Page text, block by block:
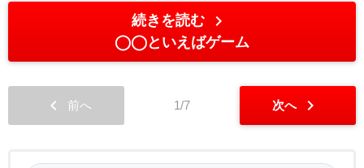
続きを読む chevron_right
◯◯といえばゲーム
chevron_left 前へ 1/7 次へ chevron_right